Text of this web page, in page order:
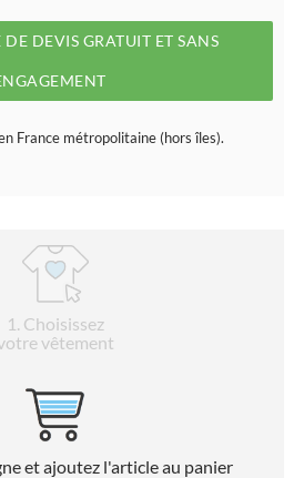
DEVIS GRATUIT ET SANS
France métropolitaine (hors îles).
1 . Choisissez
vêtement
et ajoutez l'article au panier